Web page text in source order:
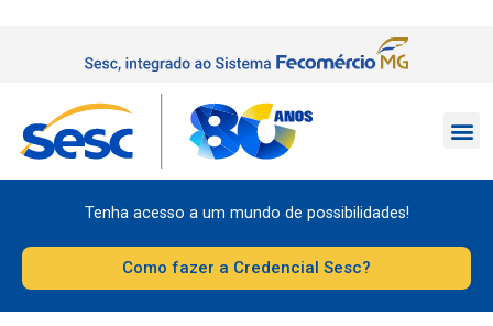
Tenha acesso a um mundo de possibilidades!
Como fazer a Credencial Sesc?